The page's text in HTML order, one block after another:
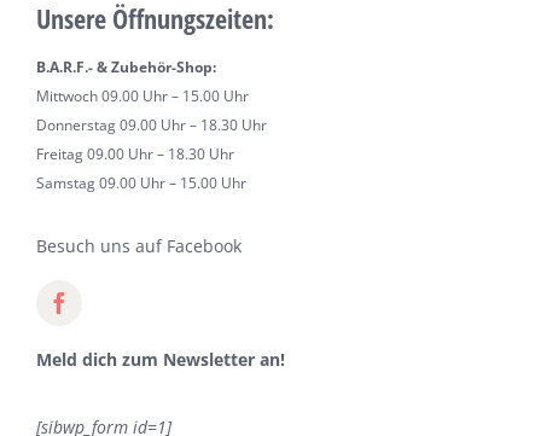
Unsere Öffnungszeiten:
B.A.R.F.- & Zubehör-Shop:
Mittwoch 09.00 Uhr – 15.00 Uhr
Donnerstag 09.00 Uhr – 18.30 Uhr
Freitag 09.00 Uhr – 18.30 Uhr
Samstag 09.00 Uhr – 15.00 Uhr
Besuch uns auf Facebook
Meld dich zum Newsletter an!
[sibwp_form id=1]